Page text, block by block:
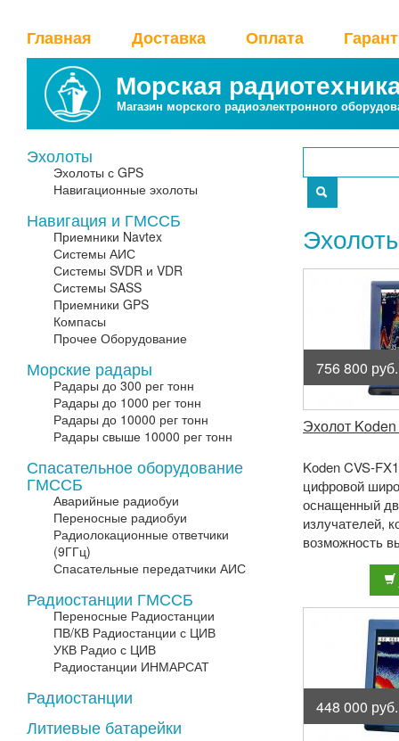
Главная Доставка Оплата
Морская
Магазин морского радиоэлектронного
Эхолоты
Эхолоты с GPS
Навигационные эхолоты
Навигация и ГМССБ
Приемники Navtex
Системы АИС
Системы SVDR и VDR
Системы SASS
Приемники GPS
Компасы
Прочее Оборудование
Морские радары
Радары до 300 рег тонн
Радары до 1000 рег тонн
Радары до 10000 рег тонн
Радары свыше 10000 рег тонн
Спасательное оборудование
ГМССБ
Аварийные радиобуи
Переносные радиобуи
Радиолокационные ответчики
(9ГГц)
Спасательные передатчики АИС
Радиостанции ГМССБ
Переносные Радиостанции
ПВ/КВ Радиостанции с ЦИВ
УКВ Радио с ЦИВ
Радиостанции ИНМАРСАТ
Радиостанции
Литиевые батарейки
756 800 руб.
Эхолот
Koden CVS-
цифровой
оснащенный
излучателей,
возможность
широком
448 000 руб.